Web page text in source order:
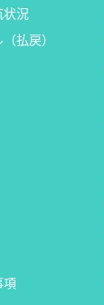
状況
払戻）
項